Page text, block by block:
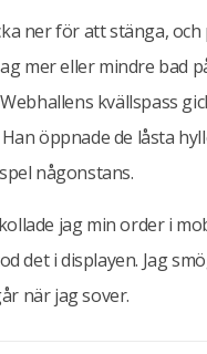
ner för att stänga,
mer eller mindre
kvällspass
öppnade de låsta
någonstans.
jag min order i
det i displayen. Jag
när jag sover.